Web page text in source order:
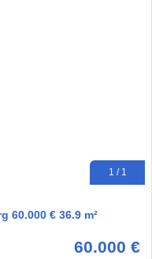
1 / 1
60.000 € 36.9 m²
60.000 €